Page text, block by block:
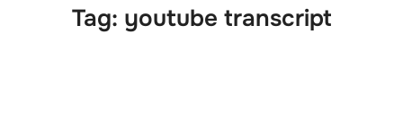
Tag: youtube transcript